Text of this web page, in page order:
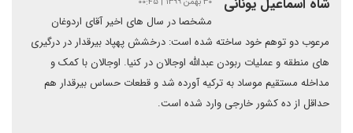
شاه اسماعیل یونانی
مشخصا در سال های اخیر آقای اردوغان
مرعوب دو توهم خود ساخته شده است: درخشش پهپاد بیرقدار در درگیری
های منطقه و عملیات ربودن عبدالله اوجالان در کنیا. اوجالان با کمک و
مداخله مستقیم موساد به ترکیه آورده شد و قطعات حساس بیرقدار هم
حداقل از ده کشور خارجی وارد شده است.